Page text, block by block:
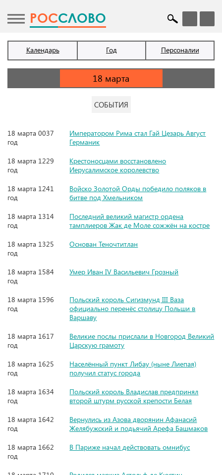
POCСЛОВО
Календарь Год Персоналии
СОБЫТИЯ
18 марта 0037
год
Императором Рима стал Гай Цезарь Август
Германик
18 марта 1229
год
Крестоносцами восстановлено
Иерусалимское королевство
18 марта 1241
год
Войско Золотой Орды победило поляков в
битве под Хмельником
18 марта 1314
год
Последний великий магистр ордена
тамплиеров Жак де Моле сожжён на костре
18 марта 1325
год
Основан Теночтитлан
18 марта 1584
год
Умер Иван IV Васильевич Грозный
18 марта 1596
год
Польский король Сигизмунд III Ваза
официально перенёс столицу Польши в
Варшаву
18 марта 1617
год
Великие послы прислали в Новгород Великий
Царскую грамоту
18 марта 1625
год
Населённый пункт Либау (ныне Лиепая)
получил статус города
18 марта 1634
год
Польский король Владислав предпринял
второй штурм русской крепости Белая
18 марта 1642
год
Вернулись из Азова дворянин Афанасий
Желябужский и подьячий Арефа Башмаков
18 марта 1662
год
В Париже начал действовать омнибус